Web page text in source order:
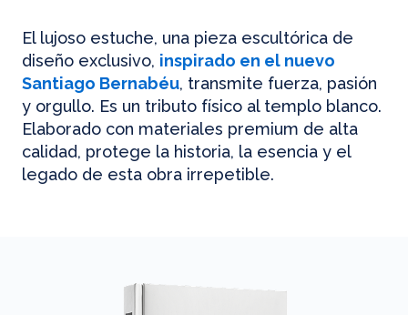
El lujoso estuche, una pieza escultórica de
diseño exclusivo, inspirado en el nuevo
Santiago Bernabéu, transmite fuerza, pasión
y orgullo. Es un tributo físico al templo blanco.
Elaborado con materiales premium de alta
calidad, protege la historia, la esencia y el
legado de esta obra irrepetible.